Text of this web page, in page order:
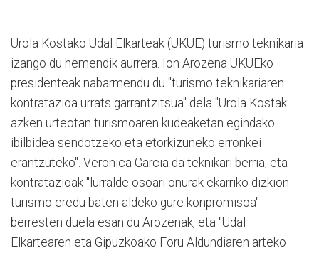
Urola Kostako Udal Elkarteak (UKUE) turismo teknikaria
izango du hemendik aurrera. Ion Arozena UKUEko
presidenteak nabarmendu du "turismo teknikariaren
kontratazioa urrats garrantzitsua" dela "Urola Kostak
azken urteotan turismoaren kudeaketan egindako
ibilbidea sendotzeko eta etorkizuneko erronkei
erantzuteko". Veronica Garcia da teknikari berria, eta
kontratazioak "lurralde osoari onurak ekarriko dizkion
turismo eredu baten aldeko gure konpromisoa"
berresten duela esan du Arozenak, eta "Udal
Elkartearen eta Gipuzkoako Foru Aldundiaren arteko